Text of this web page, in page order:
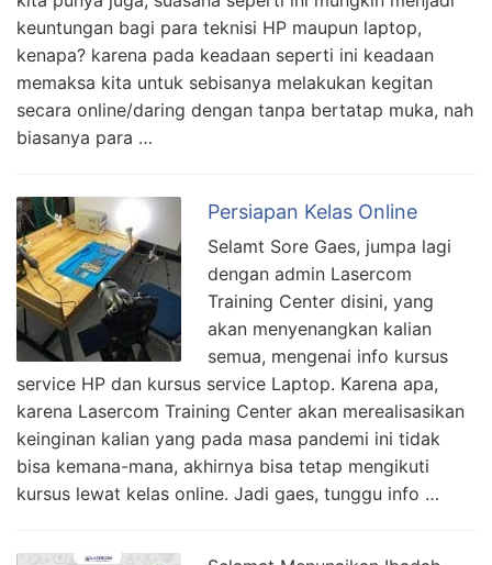
keuntungan bagi para teknisi HP maupun laptop,
kenapa? karena pada keadaan seperti ini keadaan
memaksa kita untuk sebisanya melakukan kegitan
secara online/daring dengan tanpa bertatap muka, nah
biasanya para …
Persiapan Kelas Online
Selamt Sore Gaes, jumpa lagi
dengan admin Lasercom
Training Center disini, yang
akan menyenangkan kalian
semua, mengenai info kursus
service HP dan kursus service Laptop. Karena apa,
karena Lasercom Training Center akan merealisasikan
keinginan kalian yang pada masa pandemi ini tidak
bisa kemana-mana, akhirnya bisa tetap mengikuti
kursus lewat kelas online. Jadi gaes, tunggu info …